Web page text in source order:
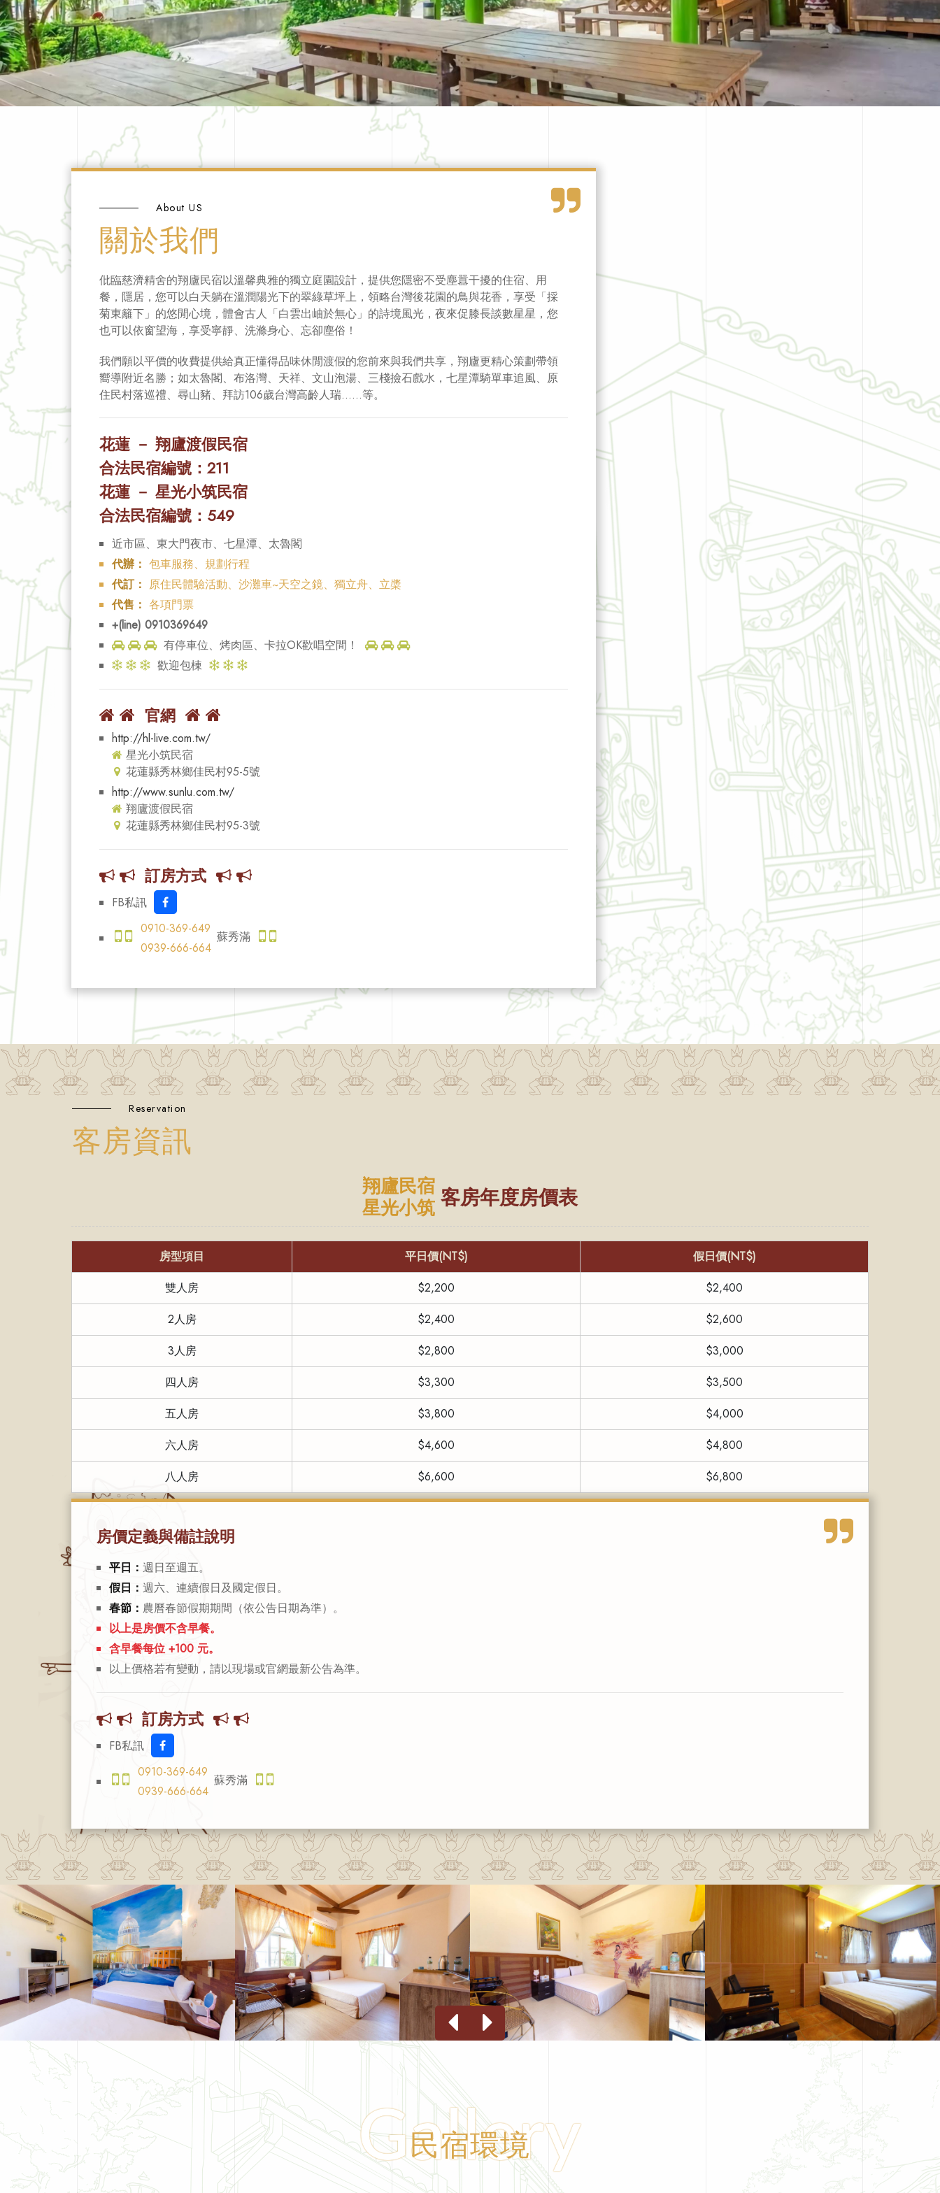
About US
關於我們
仳臨慈濟精舍的翔廬民宿以溫馨典雅的獨立庭園設計，提供您隱密不受塵囂干擾的住宿、用
餐，隱居，您可以白天躺在溫潤陽光下的翠綠草坪上，領略台灣後花園的鳥與花香，享受「採
菊東籬下」的悠閒心境，體會古人「白雲出岫於無心」的詩境風光，夜來促膝長談數星星，您
也可以依窗望海，享受寧靜、洗滌身心、忘卻塵俗！
我們願以平價的收費提供給真正懂得品味休閒渡假的您前來與我們共享，翔廬更精心策劃帶領
嚮導附近名勝；如太魯閣、布洛灣、天祥、文山泡湯、三棧撿石戲水，七星潭騎單車追風、原
住民村落巡禮、尋山豬、拜訪106歲台灣高齡人瑞……等。
花蓮 － 翔廬渡假民宿
合法民宿編號：211
花蓮 － 星光小筑民宿
合法民宿編號：549
近市區、東大門夜市、七星潭、太魯閣
代辦： 包車服務、規劃行程
代訂： 原住民體驗活動、沙灘車~天空之鏡、獨立舟、立槳
代售： 各項門票
+(line) 0910369649
有停車位、烤肉區、卡拉OK歡唱空間！
歡迎包棟
官網
http://hl-live.com.tw/
星光小筑民宿
花蓮縣秀林鄉佳民村95-5號
http://www.sunlu.com.tw/
翔廬渡假民宿
花蓮縣秀林鄉佳民村95-3號
訂房方式
FB私訊
0910-369-649
0939-666-664
蘇秀滿
Reservation
客房資訊
翔廬民宿
星光小筑 客房年度房價表
房型項目 平日價(NT$)
假日價(NT$)
雙人房
$2,200
$2,400
2人房
$2,400
$2,600
3人房
$2,800
$3,000
四人房
$3,300
$3,500
五人房
$3,800
$4,000
六人房
$4,600
$4,800
八人房
$6,600 $6,800
房價定義與備註說明
平日： 週日至週五。
假日： 週六、連續假日及國定假日。
春節： 農曆春節假期期間（依公告日期為準）。
以上是房價不含早餐。
含早餐每位 +100 元。
以上價格若有變動，請以現場或官網最新公告為準。
訂房方式
FB私訊
0910-369-649
0939-666-664
蘇秀滿
Gallery
民宿環境